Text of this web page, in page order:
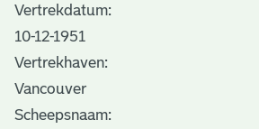
Vertrekdatum:
10-12-1951
Vertrekhaven:
Vancouver
Scheepsnaam: